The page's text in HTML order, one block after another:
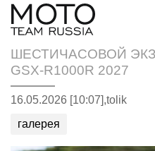
ШЕСТИЧАСОВОЙ
GSX-R1000R 2027
16.05.2026 [10:07],tolik
галерея